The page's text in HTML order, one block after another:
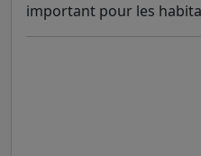
important pour les